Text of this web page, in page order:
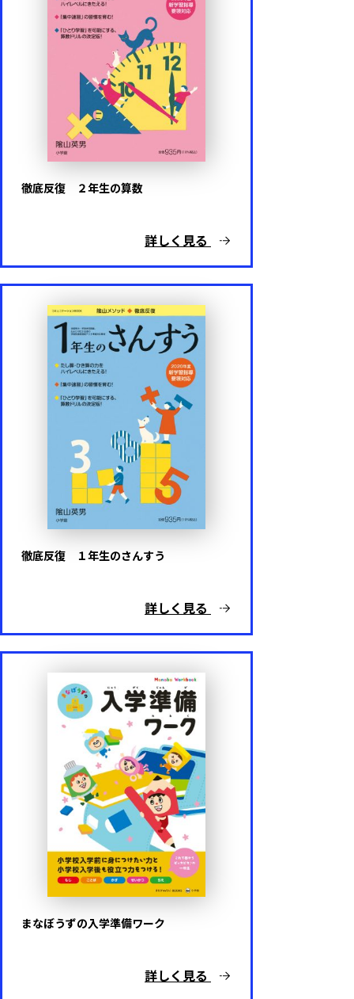
徹底反復 ２年生の算数
詳しく見る
徹底反復 １年生のさんすう
詳しく見る
まなぼうずの入学準備ワーク
詳しく見る